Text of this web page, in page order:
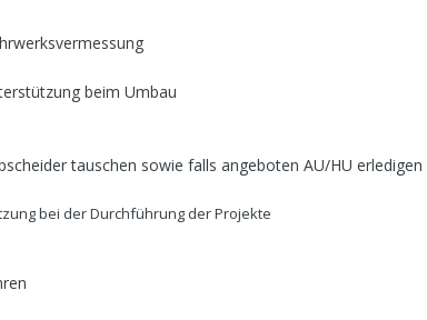
beim Umbau
tauschen sowie falls angeboten AU/HU erledigen
bei der Durchführung der Projekte